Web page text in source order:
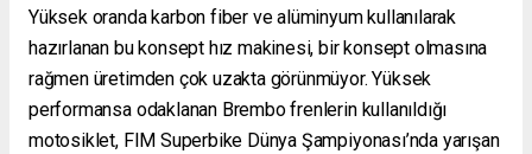
Yüksek oranda karbon fiber ve alüminyum kullanılarak
hazırlanan bu konsept hız makinesi, bir konsept olmasına
rağmen üretimden çok uzakta görünmüyor. Yüksek
performansa odaklanan Brembo frenlerin kullanıldığı
motosiklet, FIM Superbike Dünya Şampiyonası’nda yarışan